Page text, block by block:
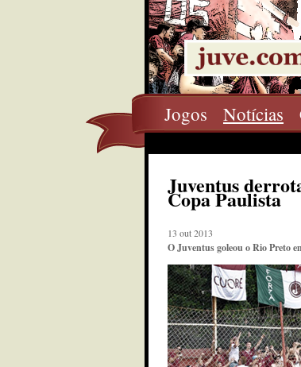
Jogos Notícias
Juventus
Copa Paulista
13 out 2013
O Juventus goleou o Rio Preto